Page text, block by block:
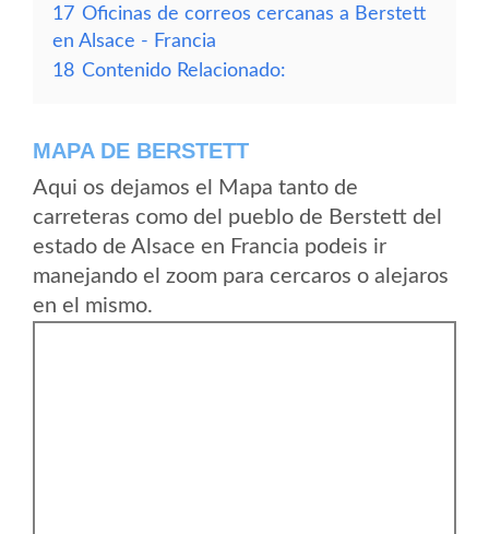
17 Oficinas de correos cercanas a Berstett
en Alsace - Francia
18 Contenido Relacionado:
MAPA DE BERSTETT
Aqui os dejamos el Mapa tanto de
carreteras como del pueblo de Berstett del
estado de Alsace en Francia podeis ir
manejando el zoom para cercaros o alejaros
en el mismo.